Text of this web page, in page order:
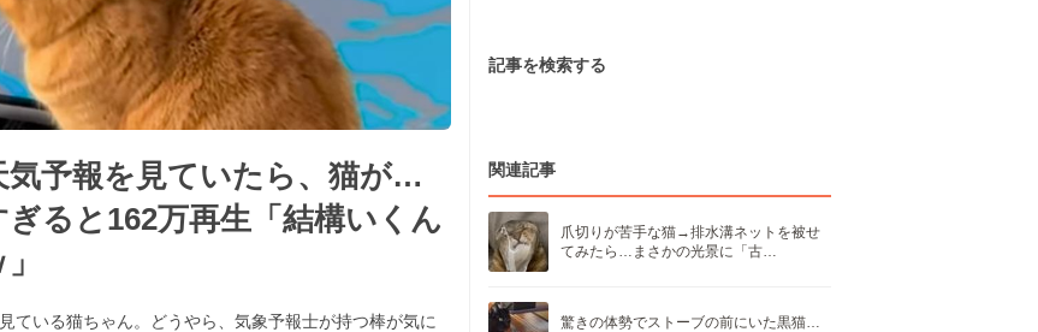
気予報を見ていたら、猫が…
ると162万再生「結構いくん
ている猫ちゃん。どうやら、気象予報士が持つ棒が気に
記事を検索する
関連記事
爪切りが苦手な猫→排水溝ネットを被せ
てみたら…まさかの光景に「古…
驚きの体勢でストーブの前にいた黒猫…